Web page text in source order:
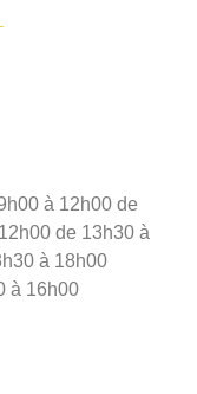
à 12h00 de
de 13h30 à
à 18h00
à 16h00